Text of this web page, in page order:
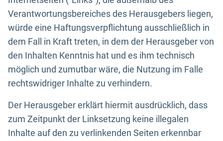
Verantwortungsbereiches des Herausgebers liegen,
würde eine Haftungsverpflichtung ausschließlich in
dem Fall in Kraft treten, in dem der Herausgeber von
den Inhalten Kenntnis hat und es ihm technisch
möglich und zumutbar wäre, die Nutzung im Falle
rechtswidriger Inhalte zu verhindern.
Der Herausgeber erklärt hiermit ausdrücklich, dass
zum Zeitpunkt der Linksetzung keine illegalen
Inhalte auf den zu verlinkenden Seiten erkennbar